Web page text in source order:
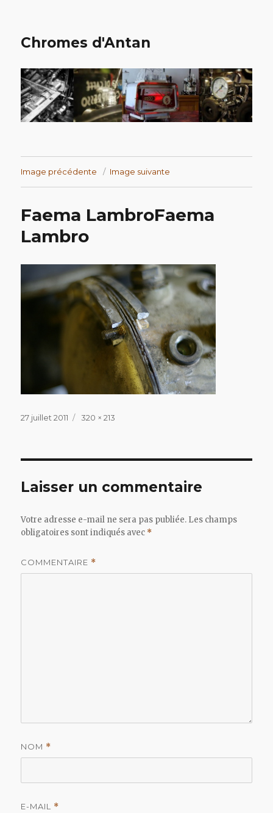
Chromes d'Antan
Image précédente Image suivante
Faema LambroFaema
Lambro
Publié
27 juillet 2011
Taille
320 × 213
Laisser un commentaire
Votre adresse e-mail ne sera pas publiée. Les champs
obligatoires sont indiqués avec *
COMMENTAIRE *
NOM *
E-MAIL *